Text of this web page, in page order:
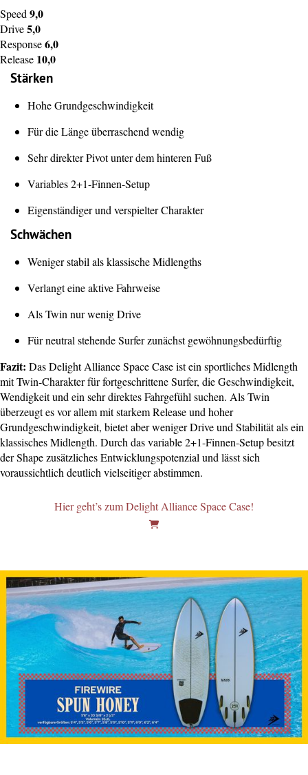
Speed 9,0
Drive5,0
Response6,0
Release 10,0
Stärken
Hohe Grundgeschwindigkeit
Für die Länge überraschend wendig
Sehr direkter Pivot unter dem hinteren Fuß
Variables 2+1-Finnen-Setup
Eigenständiger und verspielter Charakter
Schwächen
Weniger stabil als klassische Midlengths
Verlangt eine aktive Fahrweise
Als Twin nur wenig Drive
Für neutral stehende Surfer zunächst gewöhnungsbedürftig
Fazit: Das Delight Alliance Space Case ist ein sportliches Midlength
mit Twin-Charakter für fortgeschrittene Surfer, die Geschwindigkeit,
Wendigkeit und ein sehr direktes Fahrgefühl suchen. Als Twin
überzeugt es vor allem mit starkem Release und hoher
Grundgeschwindigkeit, bietet aber weniger Drive und Stabilität als ein
klassisches Midlength. Durch das variable 2+1-Finnen-Setup besitzt
der Shape zusätzliches Entwicklungspotenzial und lässt sich
voraussichtlich deutlich vielseitiger abstimmen.
Hier geht’s zum Delight Alliance Space Case!